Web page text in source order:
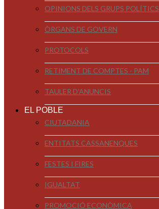
OPINIONS DELS GRUPS POLÍTICS
ÒRGANS DE GOVERN
PROTOCOLS
RETIMENT DE COMPTES - PAM
TAULER D'ANUNCIS
EL POBLE
CIUTADANIA
ENTITATS CASSANENQUES
FESTES I FIRES
IGUALTAT
PROMOCIÓ ECONÒMICA